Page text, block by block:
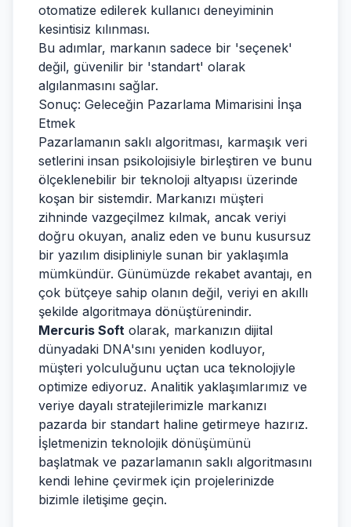
otomatize edilerek kullanıcı deneyiminin
kesintisiz kılınması.
Bu adımlar, markanın sadece bir 'seçenek'
değil, güvenilir bir 'standart' olarak
algılanmasını sağlar.
Sonuç: Geleceğin Pazarlama Mimarisini İnşa
Etmek
Pazarlamanın saklı algoritması, karmaşık veri
setlerini insan psikolojisiyle birleştiren ve bunu
ölçeklenebilir bir teknoloji altyapısı üzerinde
koşan bir sistemdir. Markanızı müşteri
zihninde vazgeçilmez kılmak, ancak veriyi
doğru okuyan, analiz eden ve bunu kusursuz
bir yazılım disipliniyle sunan bir yaklaşımla
mümkündür. Günümüzde rekabet avantajı, en
çok bütçeye sahip olanın değil, veriyi en akıllı
şekilde algoritmaya dönüştürenindir.
Mercuris Soft olarak, markanızın dijital
dünyadaki DNA'sını yeniden kodluyor,
müşteri yolculuğunu uçtan uca teknolojiyle
optimize ediyoruz. Analitik yaklaşımlarımız ve
veriye dayalı stratejilerimizle markanızı
pazarda bir standart haline getirmeye hazırız.
İşletmenizin teknolojik dönüşümünü
başlatmak ve pazarlamanın saklı algoritmasını
kendi lehine çevirmek için projelerinizde
bizimle iletişime geçin.